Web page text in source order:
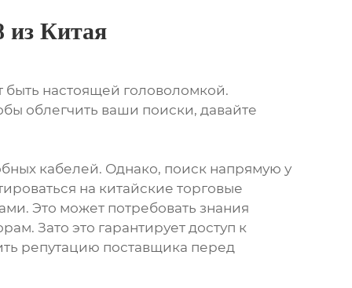
из Китая
быть настоящей головоломкой.
облегчить ваши поиски, давайте
кабелей. Однако, поиск напрямую у
на китайские торговые
Это может потребовать знания
Зато это гарантирует доступ к
репутацию поставщика перед